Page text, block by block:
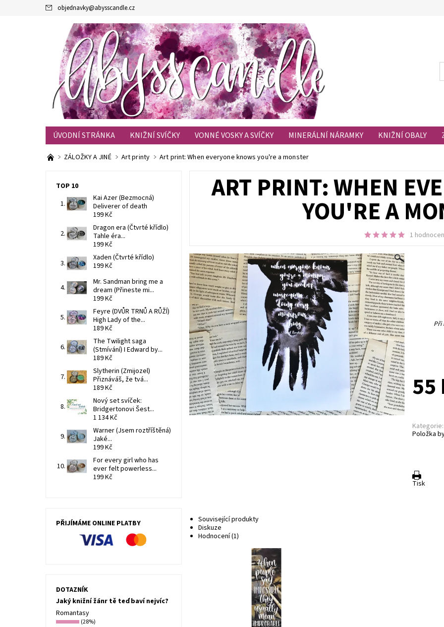
objednavky@abysscandle.cz
ÚVODNÍ STRÁNKA KNIŽNÍ SVÍČKY VONNÉ VOSKY A SVÍČKY MINERÁLNÍ NÁRAMKY KNIŽNÍ OBALY
KONTAKTY
OBCHODNÍ PODMÍNKY BLOG HODNOCENÍ OBCHODU
ZÁLOŽKY A JINÉ Art printy Art print: When everyone knows you're a monster
ART PRINT: WHEN
YOU'RE A
1
Při
55
Kategorie:
Položka
Tisk
Související produkty
Diskuze
Hodnocení (1)
Jednostranná záložka o rozměrech
15x5 cm. Vytištěná na papíře
s hmotností 250g/m2. Při koupi v
předobjednávce může trvat doručení...
Skladem 4
1302
TOP 10
Kai Azer (Bezmocná)
Deliverer of death
199 Kč
Dragon era (Čtvrté křídlo)
Tahle éra...
199 Kč
Xaden (Čtvrté křídlo)
199 Kč
Mr. Sandman bring me a
dream (Přineste mi...
199 Kč
Feyre (DVŮR TRNŮ A RŮŽÍ)
High Lady of the...
189 Kč
The Twilight saga
(Stmívání) I Edward by...
189 Kč
Slytherin (Zmijozel)
Přiznáváš, že tvá...
189 Kč
Nový set svíček:
Bridgertonovi Šest...
1 134 Kč
Warner (Jsem roztříštěná)
Jaké...
199 Kč
For every girl who has
ever felt powerless...
199 Kč
PŘIJÍMÁME ONLINE PLATBY
DOTAZNÍK
Jaký knižní žánr tě teď baví nejvíc?
Romantasy
(28%)